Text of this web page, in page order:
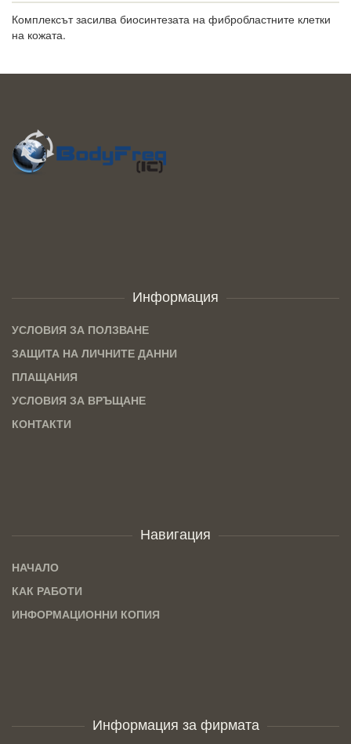
Комплексът засилва биосинтезата на фибробластните клетки
на кожата.
Информация
УСЛОВИЯ ЗА ПОЛЗВАНЕ
ЗАЩИТА НА ЛИЧНИТЕ ДАННИ
ПЛАЩАНИЯ
УСЛОВИЯ ЗА ВРЪЩАНЕ
КОНТАКТИ
Навигация
НАЧАЛО
КАК РАБОТИ
ИНФОРМАЦИОННИ КОПИЯ
Информация за фирмата